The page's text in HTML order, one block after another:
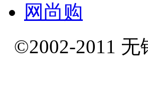
网尚购
©2002-2011